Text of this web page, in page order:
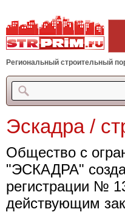
Региональный строительный
Эскадра /
Общество с
"ЭСКАДРА"
регистрации №
действующим